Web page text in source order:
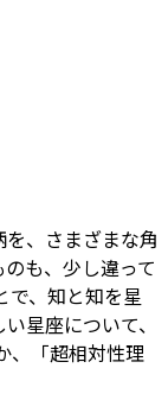
、さまざまな角
も、少し違って
で、知と知を星
星座について、
、「超相対性理